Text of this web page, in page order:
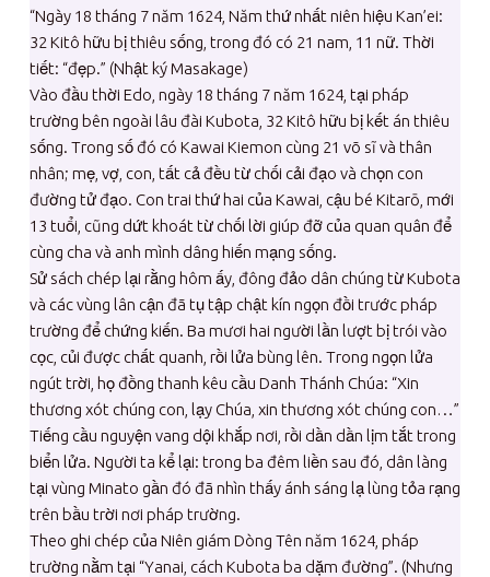
“Ngày 18 tháng 7 năm 1624, Năm thứ nhất niên hiệu Kan’ei:
32 Kitô hữu bị thiêu sống, trong đó có 21 nam, 11 nữ. Thời
tiết: “đẹp.” (Nhật ký Masakage)
Vào đầu thời Edo, ngày 18 tháng 7 năm 1624, tại pháp
trường bên ngoài lâu đài Kubota, 32 Kitô hữu bị kết án thiêu
sống. Trong số đó có Kawai Kiemon cùng 21 võ sĩ và thân
nhân; mẹ, vợ, con, tất cả đều từ chối cải đạo và chọn con
đường tử đạo. Con trai thứ hai của Kawai, cậu bé Kitarō, mới
13 tuổi, cũng dứt khoát từ chối lời giúp đỡ của quan quân để
cùng cha và anh mình dâng hiến mạng sống.
Sử sách chép lại rằng hôm ấy, đông đảo dân chúng từ Kubota
và các vùng lân cận đã tụ tập chật kín ngọn đồi trước pháp
trường để chứng kiến. Ba mươi hai người lần lượt bị trói vào
cọc, củi được chất quanh, rồi lửa bùng lên. Trong ngọn lửa
ngút trời, họ đồng thanh kêu cầu Danh Thánh Chúa: “Xin
thương xót chúng con, lạy Chúa, xin thương xót chúng con…”
Tiếng cầu nguyện vang dội khắp nơi, rồi dần dần lịm tắt trong
biển lửa. Người ta kể lại: trong ba đêm liền sau đó, dân làng
tại vùng Minato gần đó đã nhìn thấy ánh sáng lạ lùng tỏa rạng
trên bầu trời nơi pháp trường.
Theo ghi chép của Niên giám Dòng Tên năm 1624, pháp
trường nằm tại “Yanai, cách Kubota ba dặm đường”. (Nhưng